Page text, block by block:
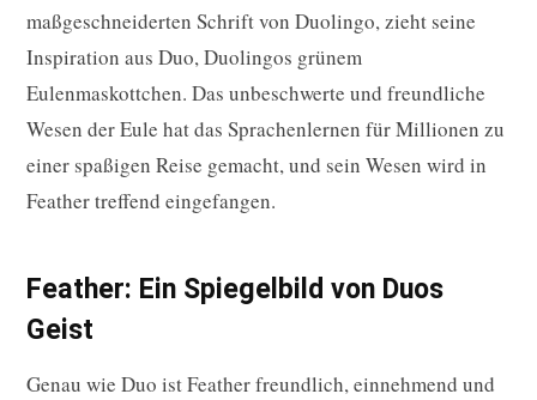
maßgeschneiderten Schrift von Duolingo, zieht seine
Inspiration aus Duo, Duolingos grünem
Eulenmaskottchen. Das unbeschwerte und freundliche
Wesen der Eule hat das Sprachenlernen für Millionen zu
einer spaßigen Reise gemacht, und sein Wesen wird in
Feather treffend eingefangen.
Feather: Ein Spiegelbild von Duos
Geist
Genau wie Duo ist Feather freundlich, einnehmend und